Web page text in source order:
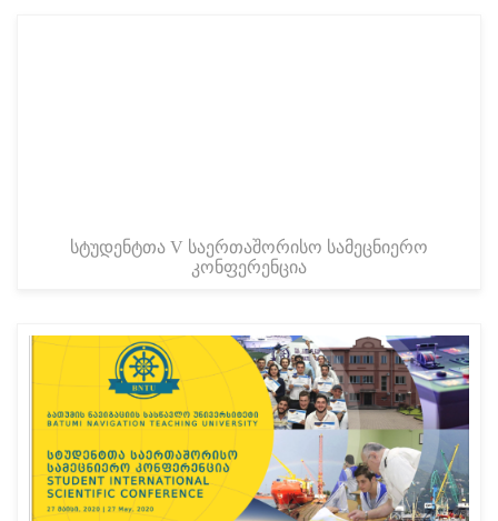
სტუდენტთა V საერთაშორისო სამეცნიერო
კონფერენცია